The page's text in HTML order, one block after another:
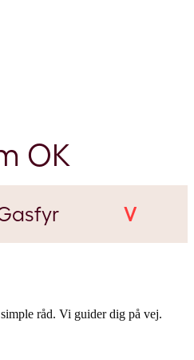
OK
Viden
råd. Vi guider dig på vej.